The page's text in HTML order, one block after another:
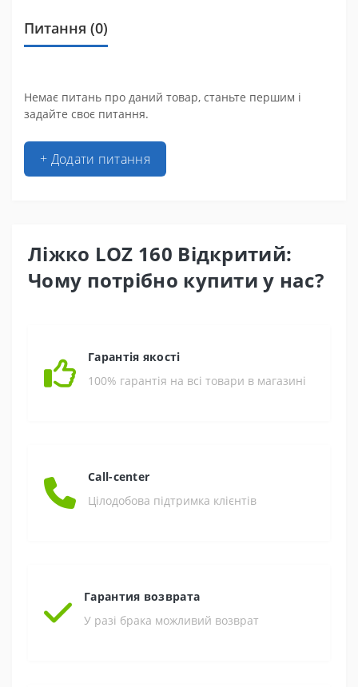
Питання (0)
Немає питань про даний товар, станьте першим і
задайте своє питання.
+ Додати питання
Ліжко LOZ 160 Відкритий:
Чому потрібно купити у нас?
Гарантія якості
100% гарантія на всі товари в магазині
Call-center
Цілодобова підтримка клієнтів
Гарантия возврата
У разі брака можливий возврат